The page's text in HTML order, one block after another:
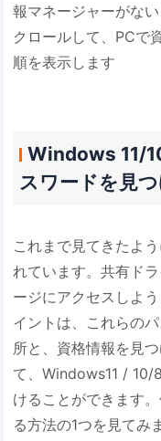
報マネージャーがな
クロールして、PCで
順を表示します
Windows 11/
スワードを見
これまで見てきたよ
れています。共有ド
ージにアクセスしよ
イントは、これらの
所と、資格情報を見
て、Windows11 / 10/
けることができます
る方法の1つを見てみ